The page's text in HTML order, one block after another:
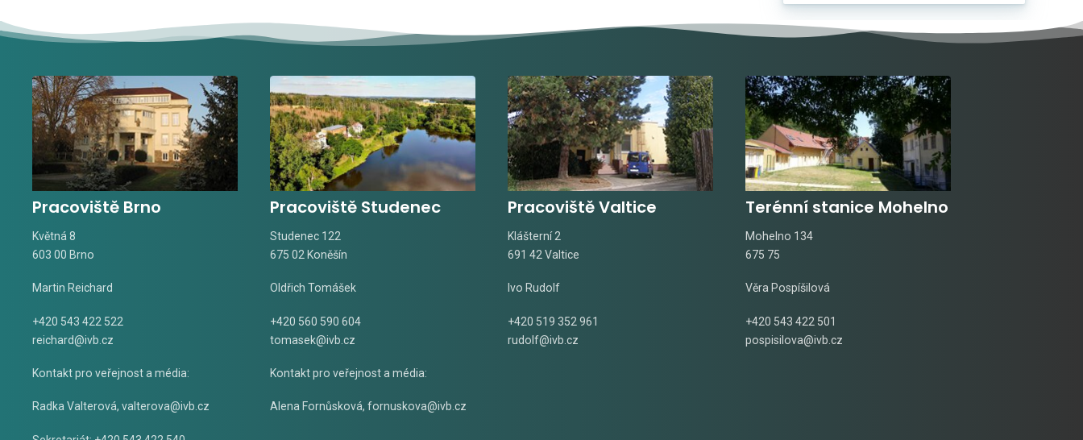
Pracoviště Brno
Květná 8
603 00 Brno
Martin Reichard
+420 543 422 522
reichard@ivb.cz
Kontakt pro veřejnost a média:
Radka Valterová, valterova@ivb.cz
Pracoviště Studenec
Studenec 122
675 02 Koněšín
Oldřich Tomášek
+420 560 590 604
tomasek@ivb.cz
Kontakt pro veřejnost a média:
Alena Fornůsková, fornuskova@ivb.cz
Pracoviště Valtice
Klášterní 2
691 42 Valtice
Ivo Rudolf
+420 519 352 961
rudolf@ivb.cz
Terénní stanice Mohelno
Mohelno 134
675 75
Věra Pospíšilová
+420 543 422 501
pospisilova@ivb.cz